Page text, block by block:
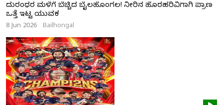
ದುರಂಧರ ಮಳೆಗೆ ಬೆಚ್ಚಿದ ಬೈಲಹೊಂಗಲ! ನೀರಿನ ಹೊರಹರಿವಿಗಾಗಿ ಪ್ರಾಣ
ಒತ್ತೆ ಇಟ್ಟ ಯುವಕ
8 Jun 2026 Bailhongal